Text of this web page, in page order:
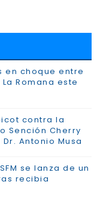
en choque entre
Romana este
contra la
Sención Cherry
Antonio Musa
se lanza de un
recibia